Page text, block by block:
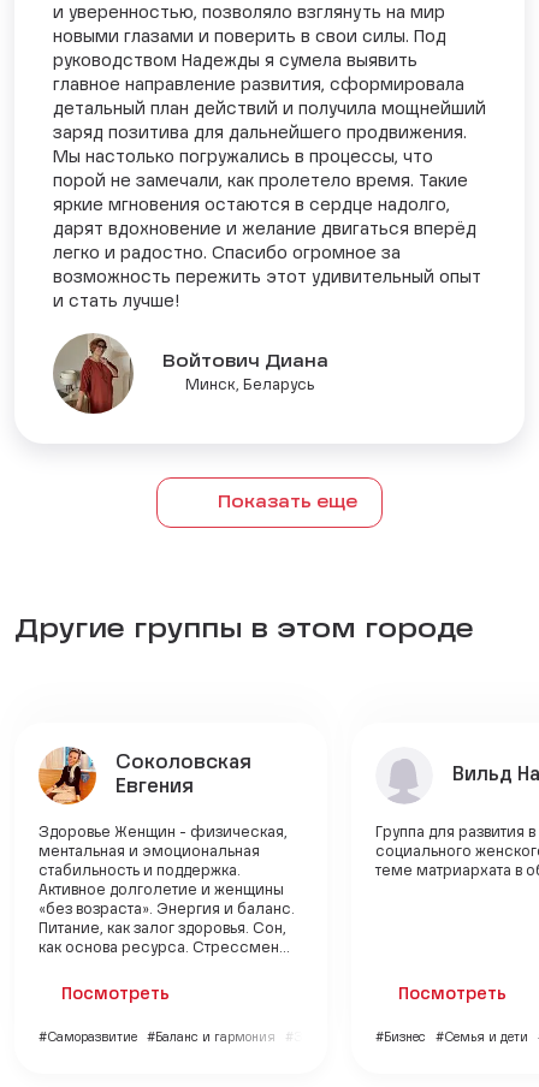
и уверенностью, позволяло взглянуть на мир
новыми глазами и поверить в свои силы. Под
руководством Надежды я сумела выявить
главное направление развития, сформировала
детальный план действий и получила мощнейший
заряд позитива для дальнейшего продвижения.
Мы настолько погружались в процессы, что
порой не замечали, как пролетело время. Такие
яркие мгновения остаются в сердце надолго,
дарят вдохновение и желание двигаться вперёд
легко и радостно. Спасибо огромное за
возможность пережить этот удивительный опыт
и стать лучше!
Войтович Диана
Минск, Беларусь
Показать еще
Другие группы в этом городе
Соколовская
Евгения
Здоровье Женщин - физическая,
ментальная и эмоциональная
стабильность и поддержка.
Активное долголетие и женщины
«без возраста». Энергия и баланс.
Питание, как залог здоровья. Сон,
как основа ресурса. Стрессмен...
Посмотреть
#Саморазвитие #Баланс и гармония #Здоровье
Вильд
Группа для развития
социального
теме матриархата в
Посмотреть
#Бизнес #Семья и дети